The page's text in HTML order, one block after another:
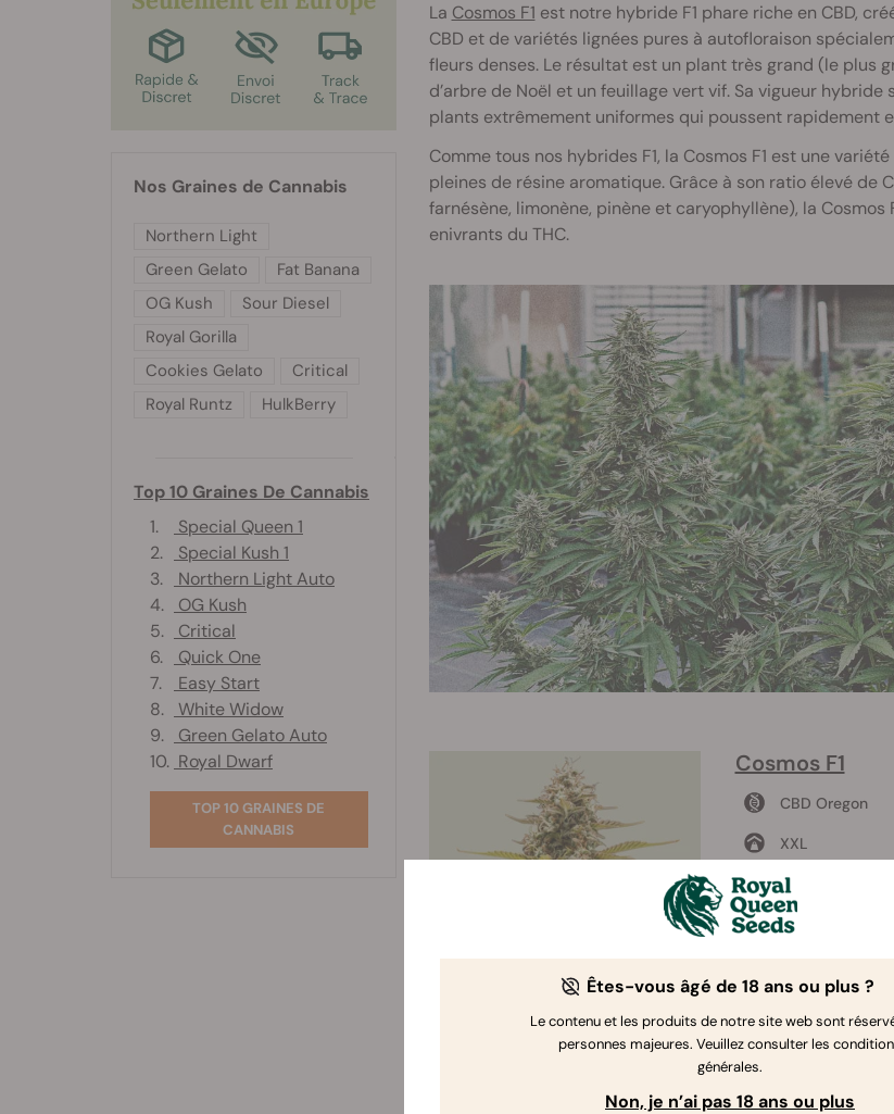
La Cosmos F1 est notre hybride F1 phare riche en CBD,
CBD et de variétés lignées pures à autofloraison
fleurs denses. Le résultat est un plant très grand (le plus
d’arbre de Noël et un feuillage vert vif. Sa vigueur
plants extrêmement uniformes qui poussent rapidement
Comme tous nos hybrides F1, la Cosmos F1 est une
pleines de résine aromatique. Grâce à son ratio élevé de
farnésène, limonène, pinène et caryophyllène), la
enivrants du THC.
Cosmos F1
CBD Oregon
XXL
60-120cm
45 - 55 jours
0,5%
Acheter
Nos Graines de Cannabis
Northern Light
Green Gelato
Fat Banana
OG Kush
Sour Diesel
Royal Gorilla
Cookies Gelato
Critical
Royal Runtz
HulkBerry
Top 10 Graines De Cannabis
1.
Special Queen 1
2.
Special Kush 1
3.
Northern Light Auto
4.
OG Kush
5.
Critical
6.
Quick One
7.
Easy Start
8.
White Widow
9.
Green Gelato Auto
10. Royal Dwarf
TOP 10 GRAINES DE
CANNABIS
Êtes-vous âgé de 18 ans ou plus ?
Le contenu et les produits de notre site web sont
personnes majeures. Veuillez consulter les
générales.
Non, je n’ai pas 18 ans ou plus